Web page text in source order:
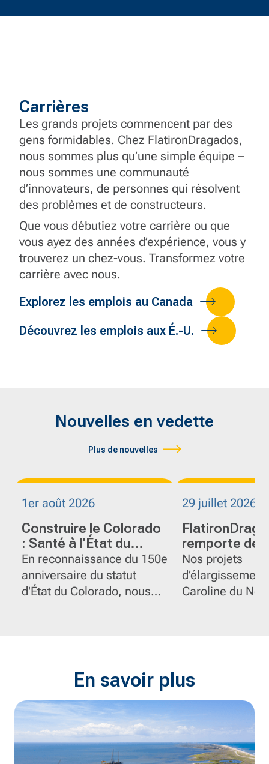
Carrières
Les grands projets commencent par des
gens formidables. Chez FlatironDragados,
nous sommes plus qu’une simple équipe –
nous sommes une communauté
d’innovateurs, de personnes qui résolvent
des problèmes et de constructeurs.
Que vous débutiez votre carrière ou que
vous ayez des années d’expérience, vous y
trouverez un chez-vous. Transformez votre
carrière avec nous.
Explorez les emplois au Canada
Découvrez les emplois aux É.-U.
Nouvelles en vedette
Plus de nouvelles
1er août 2026
Construire le Colorado
: Santé à l’État du
centenaire
En reconnaissance du 150e
anniversaire du statut
d'État du Colorado, nous
29 juillet 2026
remporte des
sécurité pour
projets
Nos projets
d’élargissement
Caroline du
En savoir plus